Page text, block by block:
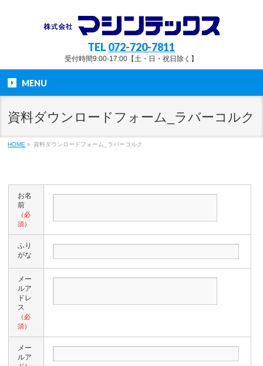
TEL 072-720-7811
受付時間9:00-17:00【土・日・祝日除く】
MENU
資料ダウンロードフォーム_ラバーコルク
HOME » 資料ダウンロードフォーム_ラバーコルク
お名
前
（必
須）
ふり
がな
メー
ルア
ドレ
ス
（必
須）
メー
ルア